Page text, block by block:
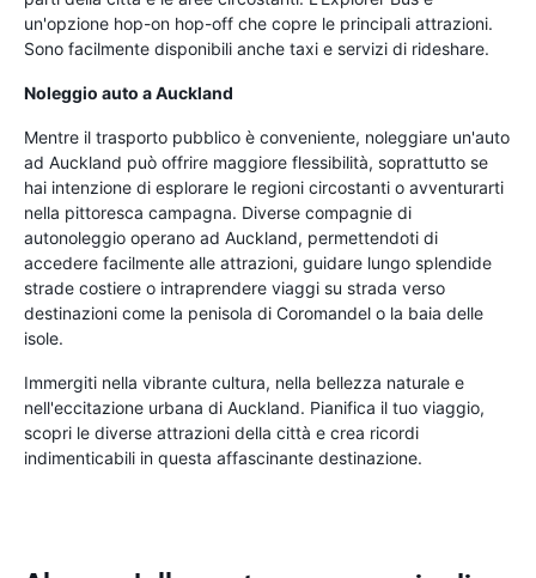
un'opzione hop-on hop-off che copre le principali attrazioni.
Sono facilmente disponibili anche taxi e servizi di rideshare.
Noleggio auto a Auckland
Mentre il trasporto pubblico è conveniente, noleggiare un'auto
ad Auckland può offrire maggiore flessibilità, soprattutto se
hai intenzione di esplorare le regioni circostanti o avventurarti
nella pittoresca campagna. Diverse compagnie di
autonoleggio operano ad Auckland, permettendoti di
accedere facilmente alle attrazioni, guidare lungo splendide
strade costiere o intraprendere viaggi su strada verso
destinazioni come la penisola di Coromandel o la baia delle
isole.
Immergiti nella vibrante cultura, nella bellezza naturale e
nell'eccitazione urbana di Auckland. Pianifica il tuo viaggio,
scopri le diverse attrazioni della città e crea ricordi
indimenticabili in questa affascinante destinazione.